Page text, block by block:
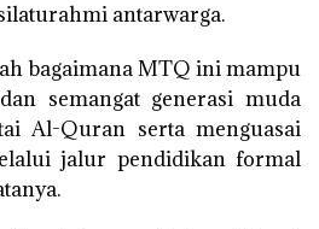
antarwarga.
bagaimana MTQ ini mampu
semangat generasi muda
Al-Quran serta menguasai
jalur pendidikan formal